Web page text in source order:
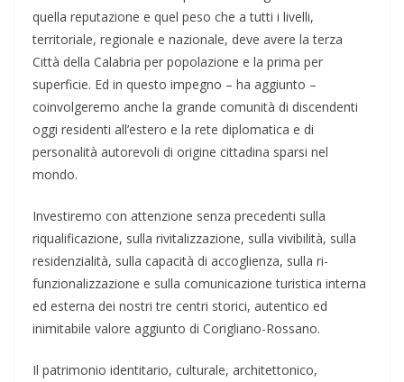
quella reputazione e quel peso che a tutti i livelli,
territoriale, regionale e nazionale, deve avere la terza
Città della Calabria per popolazione e la prima per
superficie. Ed in questo impegno – ha aggiunto –
coinvolgeremo anche la grande comunità di discendenti
oggi residenti all’estero e la rete diplomatica e di
personalità autorevoli di origine cittadina sparsi nel
mondo.
Investiremo con attenzione senza precedenti sulla
riqualificazione, sulla rivitalizzazione, sulla vivibilità, sulla
residenzialità, sulla capacità di accoglienza, sulla ri-
funzionalizzazione e sulla comunicazione turistica interna
ed esterna dei nostri tre centri storici, autentico ed
inimitabile valore aggiunto di Corigliano-Rossano.
Il patrimonio identitario, culturale, architettonico,